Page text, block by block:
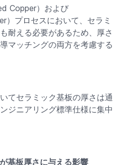
Copper）および
プロセスにおいて、セラミ
耐える必要があるため、厚さ
マッチングの両方を考慮する
てセラミック基板の厚さは通
ジニアリング標準仕様に集中
基板厚さに与える影響